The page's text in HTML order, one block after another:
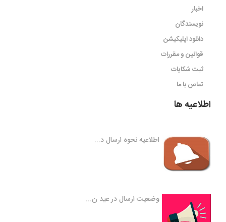
اخبار
نویسندگان
دانلود اپلیکیشن
قوانین و مقررات
ثبت شکایات
تماس با ما
اطلاعیه ها
اطلاعیه نحوه ارسال د...
وضعیت ارسال در عید ن...